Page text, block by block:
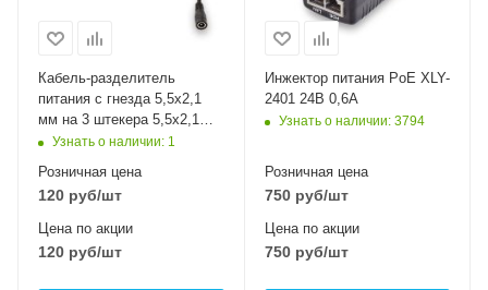
Кабель-разделитель
питания с гнезда 5,5х2,1
мм на 3 штекера 5,5х2,1
мм. Длина 30 см
Узнать о наличии: 1
Розничная цена
120 руб/шт
Цена по акции
120 руб/шт
Инжектор питания PoE XLY-
2401 24В 0,6A
Узнать о наличии: 3794
Розничная цена
750руб/шт
Цена по акции
750руб/шт